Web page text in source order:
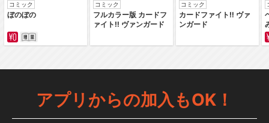
コミック
ぼのぼの
コミック
フルカラー版 カードフ
ァイト‼ ヴァンガード
コミック
カードファイト‼ ヴァ
ンガード
アプリからの加入もOK！